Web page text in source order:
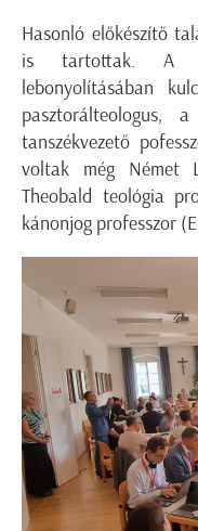
Hasonló előkészítő
is tartottak. A
lebonyolításában
pasztorálteologus,
tanszékvezető
voltak még Német
Theobald teológia
kánonjog professzor